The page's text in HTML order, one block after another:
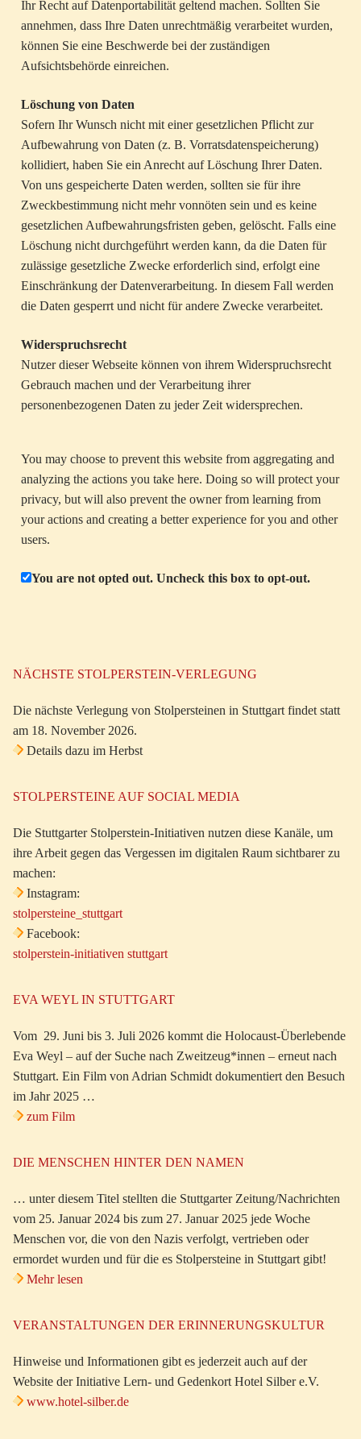
Ihr Recht auf Datenportabilität geltend machen. Sollten Sie
annehmen, dass Ihre Daten unrechtmäßig verarbeitet wurden,
können Sie eine Beschwerde bei der zuständigen
Aufsichtsbehörde einreichen.
Löschung von Daten
Sofern Ihr Wunsch nicht mit einer gesetzlichen Pflicht zur
Aufbewahrung von Daten (z. B. Vorratsdatenspeicherung)
kollidiert, haben Sie ein Anrecht auf Löschung Ihrer Daten.
Von uns gespeicherte Daten werden, sollten sie für ihre
Zweckbestimmung nicht mehr vonnöten sein und es keine
gesetzlichen Aufbewahrungsfristen geben, gelöscht. Falls eine
Löschung nicht durchgeführt werden kann, da die Daten für
zulässige gesetzliche Zwecke erforderlich sind, erfolgt eine
Einschränkung der Datenverarbeitung. In diesem Fall werden
die Daten gesperrt und nicht für andere Zwecke verarbeitet.
Widerspruchsrecht
Nutzer dieser Webseite können von ihrem Widerspruchsrecht
Gebrauch machen und der Verarbeitung ihrer
personenbezogenen Daten zu jeder Zeit widersprechen.
You may choose to prevent this website from aggregating and
analyzing the actions you take here. Doing so will protect your
privacy, but will also prevent the owner from learning from
your actions and creating a better experience for you and other
users.
You are not opted out. Uncheck this box to opt-out.
NÄCHSTE STOLPERSTEIN-VERLEGUNG
Die nächste Verlegung von Stolpersteinen in Stuttgart findet statt
am 18. November 2026.
Details dazu im Herbst
STOLPERSTEINE AUF SOCIAL MEDIA
Die Stuttgarter Stolperstein-Initiativen nutzen diese Kanäle, um
ihre Arbeit gegen das Vergessen im digitalen Raum sichtbarer zu
machen:
Instagram:
stolpersteine_stuttgart
Facebook:
stolperstein-initiativen stuttgart
EVA WEYL IN STUTTGART
Vom 29. Juni bis 3. Juli 2026 kommt die Holocaust-Überlebende
Eva Weyl – auf der Suche nach Zweitzeug*innen – erneut nach
Stuttgart. Ein Film von Adrian Schmidt dokumentiert den Besuch
im Jahr 2025 …
zum Film
DIE MENSCHEN HINTER DEN NAMEN
… unter diesem Titel stellten die Stuttgarter Zeitung/Nachrichten
vom 25. Januar 2024 bis zum 27. Januar 2025 jede Woche
Menschen vor, die von den Nazis verfolgt, vertrieben oder
ermordet wurden und für die es Stolpersteine in Stuttgart gibt!
Mehr lesen
VERANSTALTUNGEN DER ERINNERUNGSKULTUR
Hinweise und Informationen gibt es jederzeit auch auf der
Website der Initiative Lern- und Gedenkort Hotel Silber e.V.
www.hotel-silber.de